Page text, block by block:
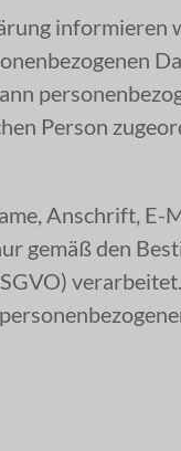
informieren
Person
Anschrift, E-
gemäß den
verarbeitet.